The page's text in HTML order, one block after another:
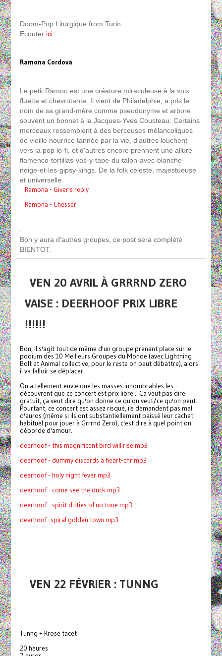
Doom-Pop Liturgique from Turin.
Ecouter ici
Ramona Cordova
Le petit Ramon est une créature miraculeuse à la voix
fluette et chevrotante. Il vient de Philadelphie, a pris le
nom de sa grand-mère comme pseudonyme et arbore
souvent un bonnet à la Jacques-Yves Cousteau. Certains
morceaux ressemblent à des berceuses mélancoliques
de vieille nourrice tannée par la vie, d'autres louchent
vers la pop lo-fi, et d'autres encore prennent une allure
flamenco-tortillas-vas-y-tape-du-talon-avec-blanche-
neige-et-les-gipsy-kings. De la folk céleste, majestueuse
et universelle.
Ramona - Giver's reply
Ramona - Chesser
Bon y aura d'autres groupes, ce post sera complété
BIENTOT.
VEN 20 AVRIL À GRRRND ZERO
VAISE : DEERHOOF PRIX LIBRE
!!!!!!
Bon, il s'agit tout de même d'un groupe prenant place sur le
podium des 10 Meilleurs Groupes du Monde (avec Lightning
Bolt et Animal collective, pour le reste on peut débattre), alors
il va falloir se déplacer.
On a tellement envie que les masses innombrables les
découvrent que ce concert est prix libre... Ca veut pas dire
gratuit, ça veut dire qu'on donne ce qu'on veut/ce qu'on peut.
Pourtant, ce concert est assez risqué, ils demandent pas mal
d'euros (même si ils ont substantiellement baissé leur cachet
habituel pour jouer à Grrrnd Zero), c'est dire à quel point on
déborde d'amour.
deerhoof - this magnificent bird will rise.mp3
deerhoof - dummy discards a heart-chr.mp3
deerhoof - holy night fever.mp3
deerhoof - come see the duck.mp3
deerhoof - spirit ditties of no tone.mp3
deerhoof -spiral golden town.mp3
VEN 22 FÉVRIER : TUNNG
Tunng + Rrose tacet
20 heures